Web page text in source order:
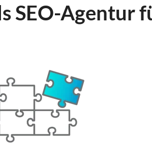
SEO-Agentur